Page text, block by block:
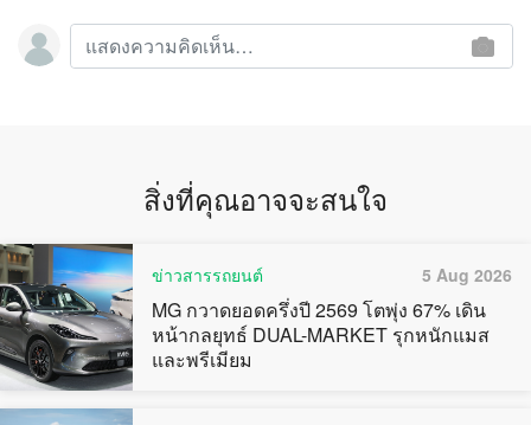
สิ่งที่คุณอาจจะสนใจ
ข่าวสารรถยนต์ 5 Aug 2026
MG กวาดยอดครึ่งปี 2569 โตพุ่ง 67% เดิน
หน้ากลยุทธ์ DUAL-MARKET รุกหนักแมส
และพรีเมียม